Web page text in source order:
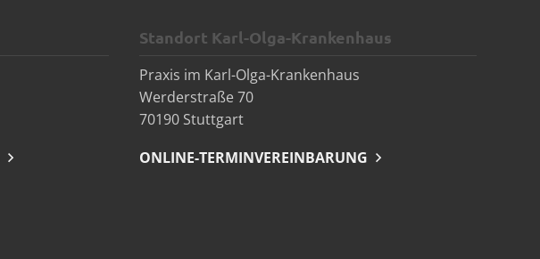
Standort Karl-Olga-Krankenhaus
Praxis im Karl-Olga-Krankenhaus
Werderstraße 70
70190 Stuttgart
ONLINE-TERMINVEREINBARUNG